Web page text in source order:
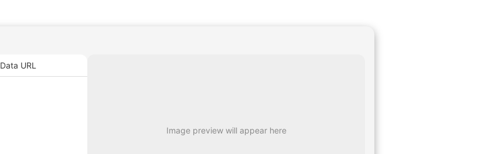
Data URL
Image preview will appear here